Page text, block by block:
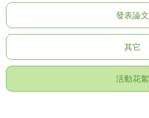
裡
發表論文
其它
活動花絮